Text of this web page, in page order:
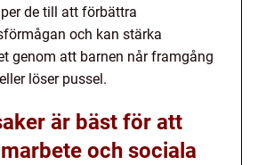
de till att förbättra
och kan stärka
genom att barnen når framgång
löser pussel.
är bäst för att
och sociala